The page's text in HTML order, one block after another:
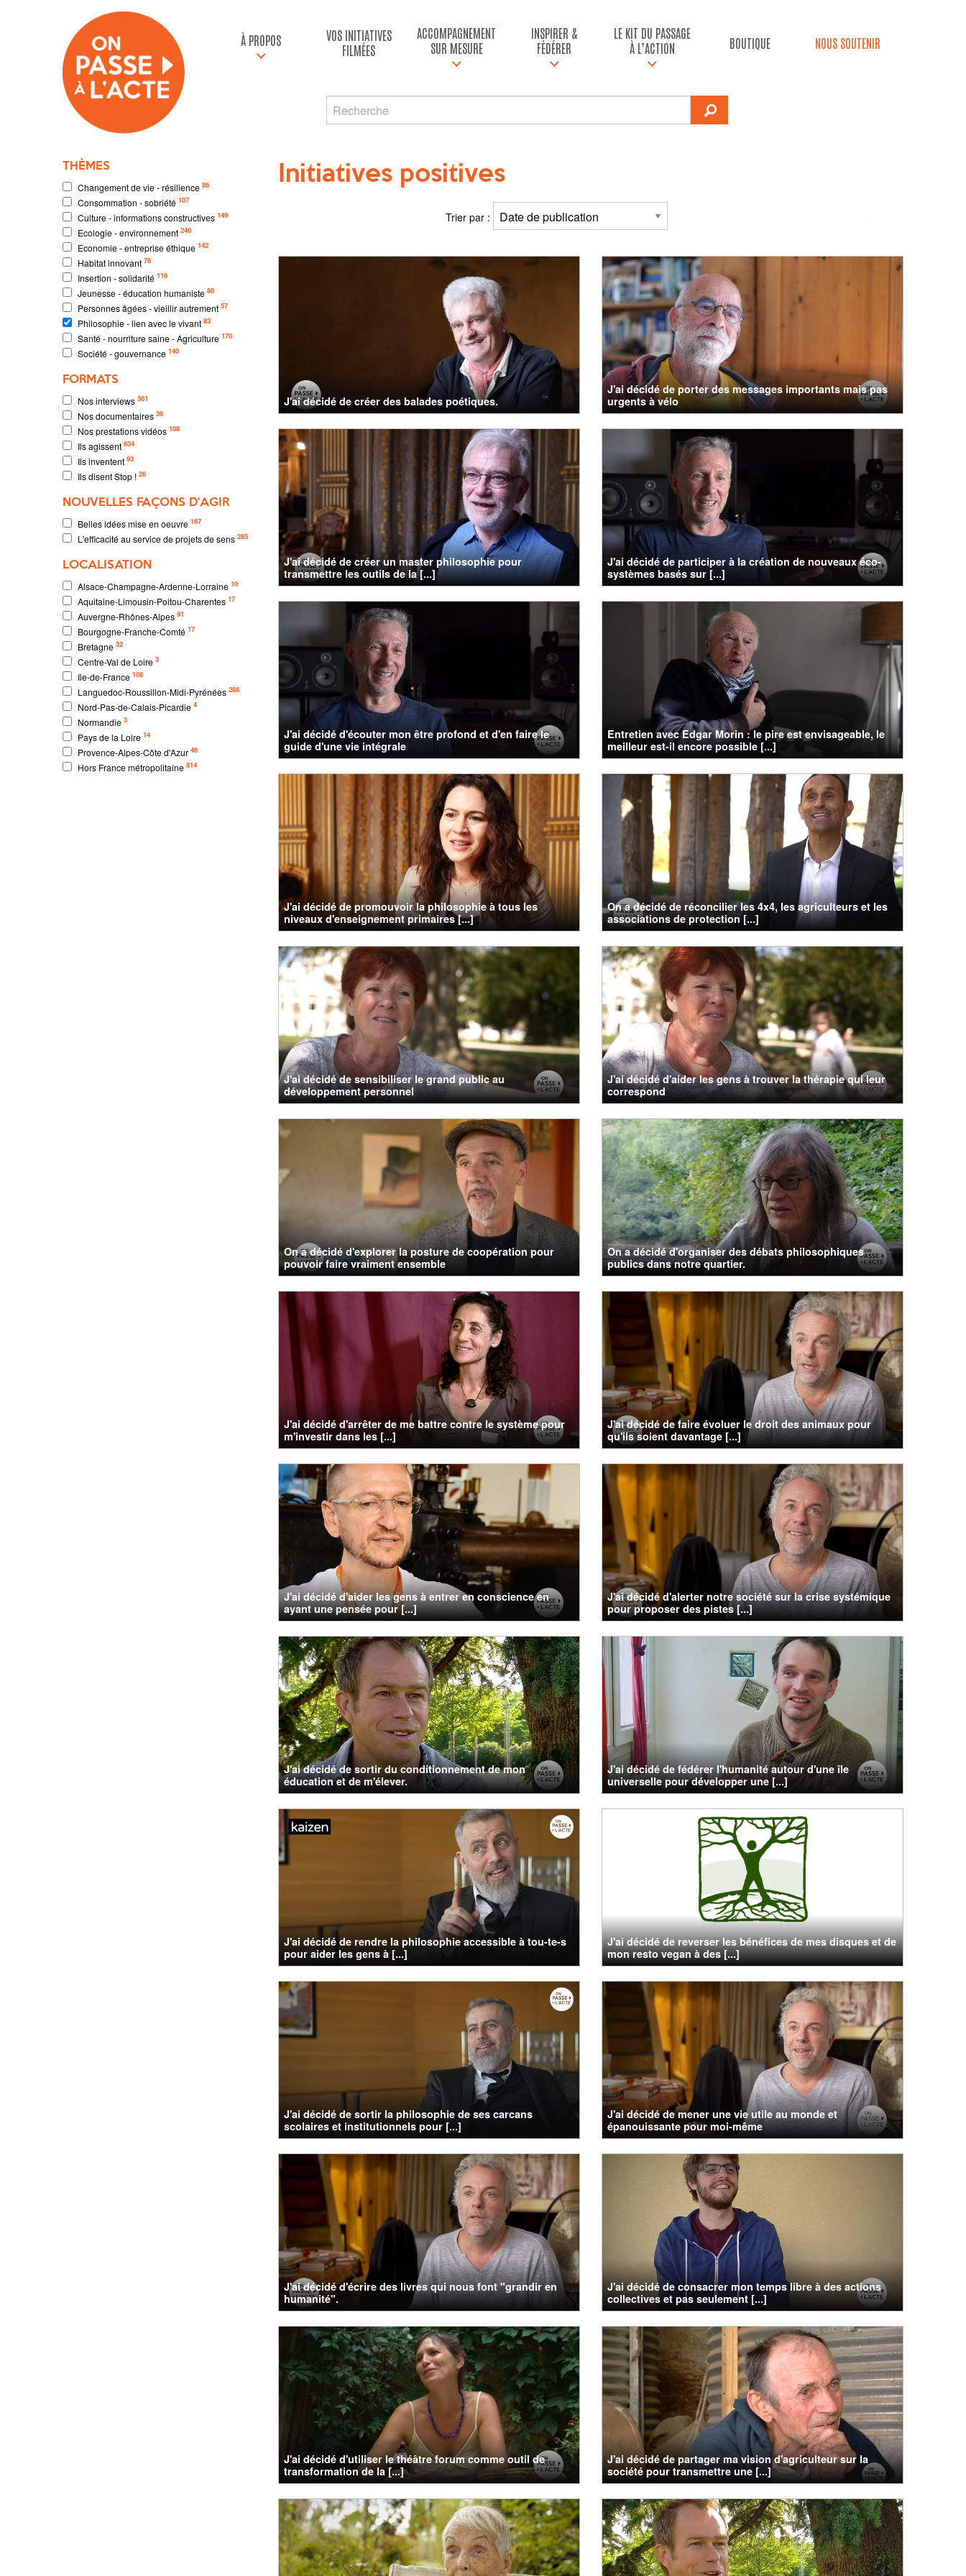
À PROPOS
VOS INITIATIVES
FILMÉES
ACCOMPAGNEMENT
SUR MESURE
INSPIRER &
FÉDÉRER
LE KIT DU PASSAGE
À L’ACTION
BOUTIQUE NOUS SOUTENIR
THÈMES
Changement de vie - résilience 86
Consommation - sobriété 107
Culture - informations constructives 149
Ecologie - environnement 240
Economie - entreprise éthique 142
Habitat innovant 76
Insertion - solidarité 116
Jeunesse - éducation humaniste 80
Personnes âgées - vieillir autrement 57
Philosophie - lien avec le vivant 83
Santé - nourriture saine - Agriculture 170
Société - gouvernance 140
FORMATS
Nos interviews 561
Nos documentaires 36
Nos prestations vidéos 108
Ils agissent 634
Ils inventent 93
Ils disent Stop ! 26
NOUVELLES FAÇONS D'AGIR
Belles idées mise en oeuvre 167
L'efficacité au service de projets de sens 285
LOCALISATION
Alsace-Champagne-Ardenne-Lorraine 10
Aquitaine-Limousin-Poitou-Charentes 17
Auvergne-Rhônes-Alpes 91
Bourgogne-Franche-Comté 17
Bretagne 32
Centre-Val de Loire 3
Ile-de-France 108
Languedoc-Roussillon-Midi-Pyrénées 288
Nord-Pas-de-Calais-Picardie 4
Normandie 3
Pays de la Loire 14
Provence-Alpes-Côte d'Azur 46
Hors France métropolitaine 814
Initiatives positives
Trier par :
J'ai décidé de créer des balades poétiques.
J'ai décidé de porter des messages importants mais pas
urgents à vélo
J'ai décidé de créer un master philosophie pour
transmettre les outils de la [...]
J'ai décidé de participer à la création de nouveaux éco-
systèmes basés sur [...]
J'ai décidé d'écouter mon être profond et d'en faire le
guide d'une vie intégrale
Entretien avec Edgar Morin : le pire est envisageable, le
meilleur est-il encore possible [...]
J'ai décidé de promouvoir la philosophie à tous les
niveaux d'enseignement primaires [...]
On a décidé de réconcilier les 4x4, les agriculteurs et les
associations de protection [...]
J'ai décidé de sensibiliser le grand public au
développement personnel
J'ai décidé d'aider les gens à trouver la thérapie qui leur
correspond
On a décidé d'explorer la posture de coopération pour
pouvoir faire vraiment ensemble
On a décidé d'organiser des débats philosophiques
publics dans notre quartier.
J'ai décidé d'arrêter de me battre contre le système pour
m'investir dans les [...]
J'ai décidé de faire évoluer le droit des animaux pour
qu'ils soient davantage [...]
J'ai décidé d'aider les gens à entrer en conscience en
ayant une pensée pour [...]
J'ai décidé d'alerter notre société sur la crise systémique
pour proposer des pistes [...]
J'ai décidé de sortir du conditionnement de mon
éducation et de m'élever.
J'ai décidé de fédérer l'humanité autour d'une île
universelle pour développer une [...]
J'ai décidé de rendre la philosophie accessible à tou-te-s
pour aider les gens à [...]
J'ai décidé de reverser les bénéfices de mes disques et de
mon resto vegan à des [...]
J'ai décidé de sortir la philosophie de ses carcans
scolaires et institutionnels pour [...]
J'ai décidé de mener une vie utile au monde et
épanouissante pour moi-même
J'ai décidé d'écrire des livres qui nous font "grandir en
humanité".
J'ai décidé de consacrer mon temps libre à des actions
collectives et pas seulement [...]
J'ai décidé d'utiliser le théâtre forum comme outil de
transformation de la [...]
J'ai décidé de partager ma vision d'agriculteur sur la
société pour transmettre une [...]